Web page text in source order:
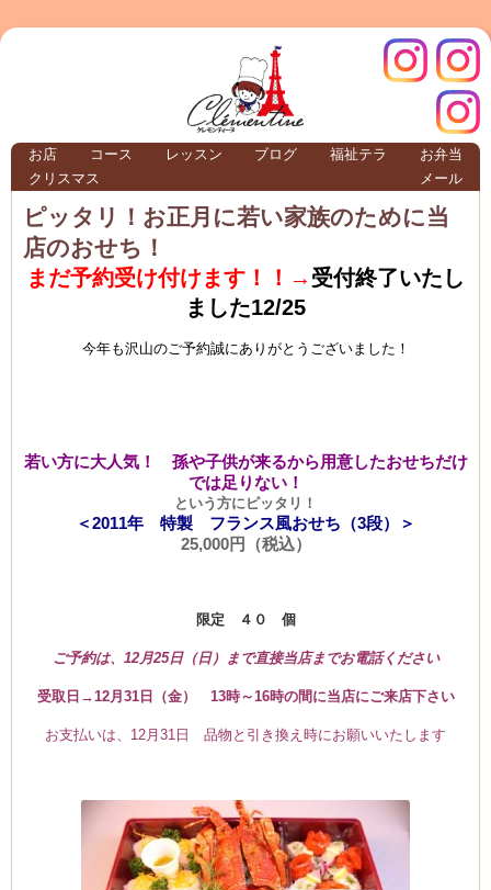
クレモンティーヌ – 新百合ヶ丘の料理教
室・テイクアウト Clémentine (produced
お店 コース レッスン ブログ 福祉テラ
お弁当
クリスマス
メール
インス
クレモ
ピッタリ！お正月に若い家族のために当
店のおせち！
まだ予約受け付けます！！→ 受付終了いたし
ました12/25
今年も沢山のご予約誠にありがとうございました！
若い方に大人気！ 孫や子供が来るから用意したおせちだけ
では足りない！
という方にピッタリ！
＜2011年 特製 フランス風おせち（3段）＞
25,000円（税込）
限定 ４０ 個
ご予約は、12月25日（日）まで直接当店までお電話ください
受取日→12月31日（金） 13時～16時の間に当店にご来店下さい
お支払いは、12月31日 品物と引き換え時にお願いいたします